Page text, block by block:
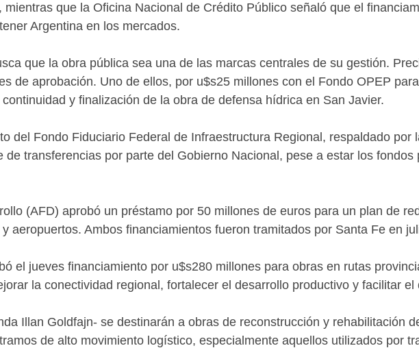
que la Oficina Nacional de Crédito Público señaló que el
Argentina en los mercados.
que la obra pública sea una de las marcas centrales de su gestión.
de aprobación. Uno de ellos, por u$s25 millones con el Fondo OPEP
y finalización de la obra de defensa hídrica en San Javier.
del Fondo Fiduciario Federal de Infraestructura Regional, respaldado por
transferencias por parte del Gobierno Nacional, pese a estar los fondos
(AFD) aprobó un préstamo por 50 millones de euros para un plan de
aeropuertos. Ambos financiamientos fueron tramitados por Santa Fe en
el jueves financiamiento por u$s280 millones para obras en rutas
la conectividad regional, fortalecer el desarrollo productivo y facilitar el
Illan Goldfajn- se destinarán a obras de reconstrucción y rehabilitación
de alto movimiento logístico, especialmente aquellos utilizados por